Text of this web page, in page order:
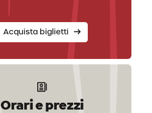
Acquista biglietti
Orari e prezzi